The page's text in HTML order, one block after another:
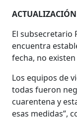
El subsecretario
encuentra
fecha, no
Los equipos de
todas fueron
cuarentena y
esas medidas”,